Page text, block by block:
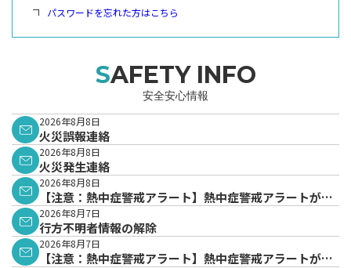
パスワードを忘れた方はこちら
SAFETY INFO
安全安心情報
2026年8月8日
火災誤報連絡
2026年8月8日
火災発生連絡
2026年8月8日
【注意：熱中症警戒アラート】熱中症警戒アラートが発
表されています。
2026年8月7日
行方不明者情報の解除
2026年8月7日
【注意：熱中症警戒アラート】熱中症警戒アラートが発